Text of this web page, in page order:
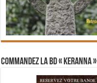
Commandez la BD « Keranna »